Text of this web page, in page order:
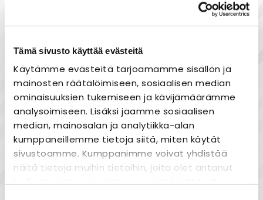
Tämä sivusto käyttää evästeitä
Käytämme evästeitä tarjoamamme sisällön ja
mainosten räätälöimiseen, sosiaalisen median
ominaisuuksien tukemiseen ja kävijämäärämme
analysoimiseen. Lisäksi jaamme sosiaalisen
median, mainosalan ja analytiikka-alan
kumppaneillemme tietoja siitä, miten käytät
sivustoamme. Kumppanimme voivat yhdistää
näitä tietoja muihin tietoihin, joita olet antanut
heille tai joita on kerätty, kun olet käyttänyt
Maksa joustavasti osissa!
Nopea toimitus
Heti varastosta
Joustavat maksutavat